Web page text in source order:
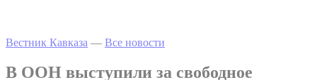
Вестник Кавказа — Все новости
В ООН выступили за свободное